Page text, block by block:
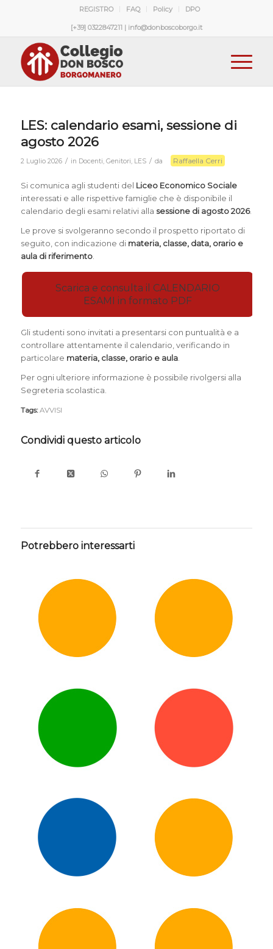
REGISTRO FAQ Policy DPO
[+39] 0322847211 | info@donboscoborgo.it
LES: calendario esami, sessione di
agosto 2026
2 Luglio 2026 / in Docenti, Genitori, LES / da Raffaella Cerri
Si comunica agli studenti del Liceo Economico Sociale
interessati e alle rispettive famiglie che è disponibile il
calendario degli esami relativi alla sessione di agosto 2026.
Le prove si svolgeranno secondo il prospetto riportato di
seguito, con indicazione di materia, classe, data, orario e
aula di riferimento.
Scarica e consulta il CALENDARIO
ESAMI in formato PDF
Gli studenti sono invitati a presentarsi con puntualità e a
controllare attentamente il calendario, verificando in
particolare materia, classe, orario e aula.
Per ogni ulteriore informazione è possibile rivolgersi alla
Segreteria scolastica.
Tags: AVVISI
Condividi questo articolo
Potrebbero interessarti